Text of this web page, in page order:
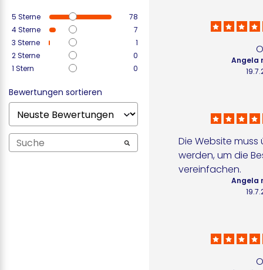
5 Sterne
78
4Sterne
7
3 Sterne
1
2Sterne
0
1 Stern 0
Bewertungen sortieren
Angela
Die Website
werden, um die
vereinfachen.
Angela